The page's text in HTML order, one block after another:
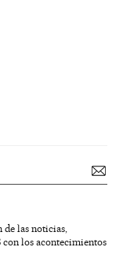
de las noticias,
con los acontecimientos